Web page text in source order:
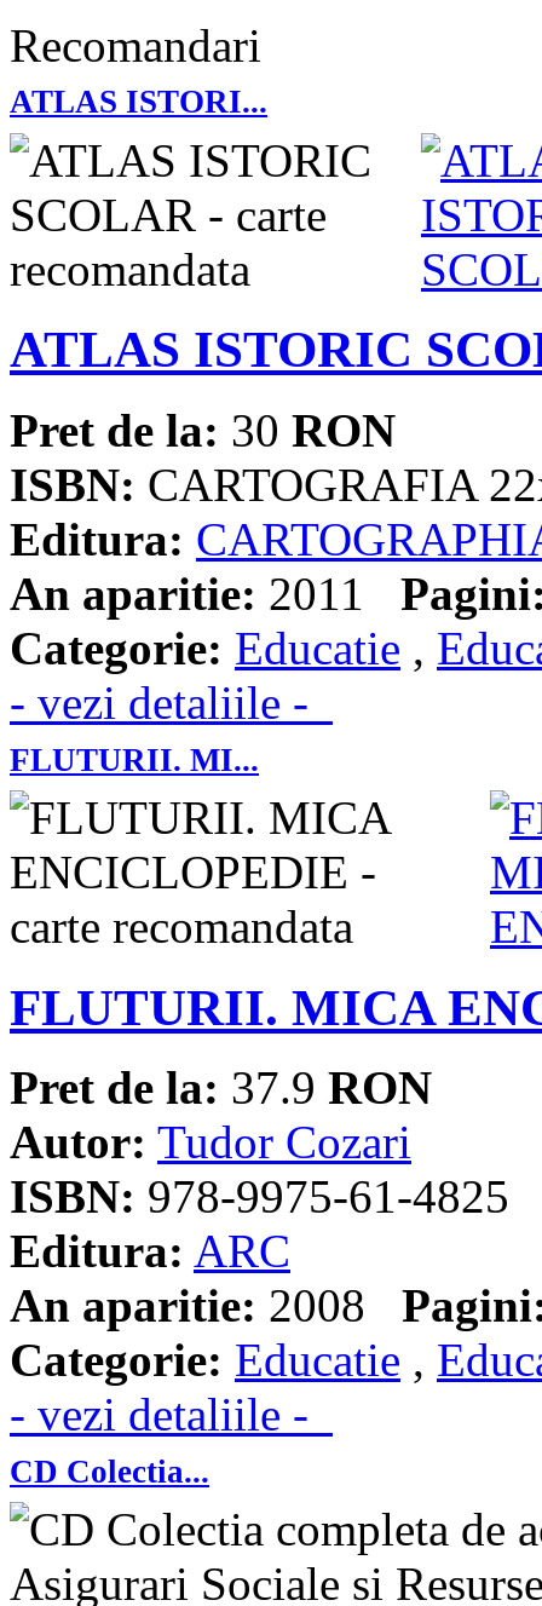
Recomandari
ATLAS ISTORI...
ATLAS ISTORIC
Pret de la: 30 RON
ISBN: CARTOGRAFIA
Editura:
An aparitie: 2011
Categorie: Educatie ,
- vezi detaliile -
FLUTURII. MI...
FLUTURII. MICA
Pret de la: 37.9 RON
Autor: Tudor Cozari
ISBN: 978-9975-61-4825
Editura: ARC
An aparitie: 2008
Categorie: Educatie ,
- vezi detaliile -
CD Colectia...